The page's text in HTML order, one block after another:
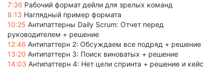
7:36 Рабочий формат дейли для зрелых команд
8:13 Наглядный пример формата
10:25 Антипаттерны Daily Scrum: Отчет перед
руководителем + решение
12:46 Антипаттерн 2: Обсуждаем все подряд + решение
13:20 Антипаттерн 3: Поиск виноватых + решение
14:03 Антипаттерн 4: Нет цели спринта + решение и кейс